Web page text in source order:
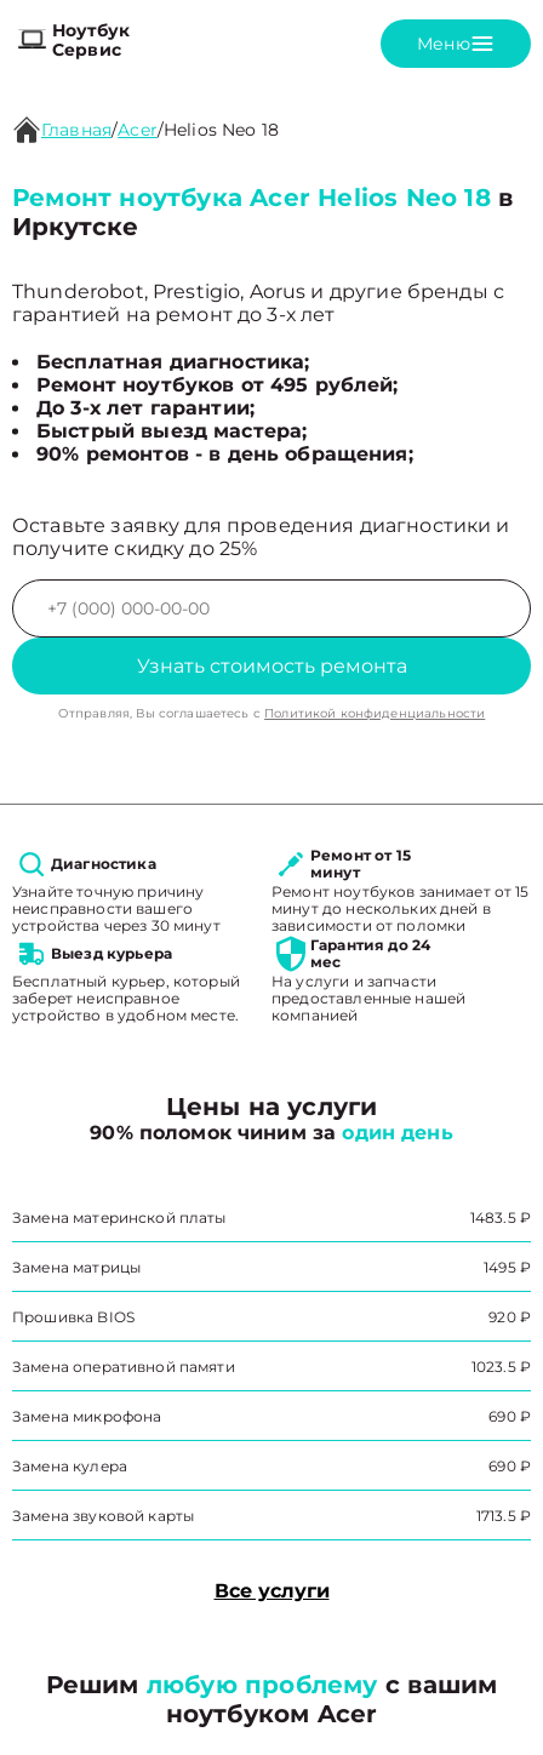
Ноутбук
Сервис
Меню
Главная/Acer/Helios Neo 18
Ремонт ноутбука Acer Helios Neo 18в
Иркутске
Thunderobot, Prestigio, Aorus и другие бренды с
гарантией на ремонт до 3-х лет
Бесплатная диагностика;
Ремонт ноутбуков от 495 рублей;
До 3-х лет гарантии;
Быстрый выезд мастера;
90% ремонтов - в день обращения;
Оставьте заявку для проведения диагностики и
получите скидку до 25%
Узнать стоимость ремонта
Отправляя, Вы соглашаетесь с Политикой конфиденциальности
Диагностика
Узнайте точную причину
неисправности вашего
устройства через 30 минут
Ремонт от 15
минут
Ремонт ноутбуков занимает от 15
минут до нескольких дней в
зависимости от поломки
Выезд курьера
Бесплатный курьер, который
заберет неисправное
устройство в удобном месте.
Гарантия до 24
мес
На услуги и запчасти
предоставленные нашей
компанией
Цены на услуги
90% поломок чиним заодин день
Замена материнской платы 1483.5 ₽
Замена матрицы 1495 ₽
Прошивка BIOS 920 ₽
Замена оперативной памяти 1023.5 ₽
Замена микрофона 690 ₽
Замена кулера 690 ₽
Замена звуковой карты 1713.5 ₽
Все услуги
Решим любую проблему с вашим
ноутбуком Acer